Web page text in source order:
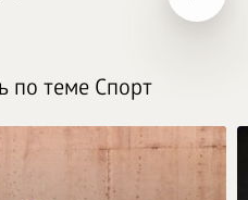
по теме Спорт